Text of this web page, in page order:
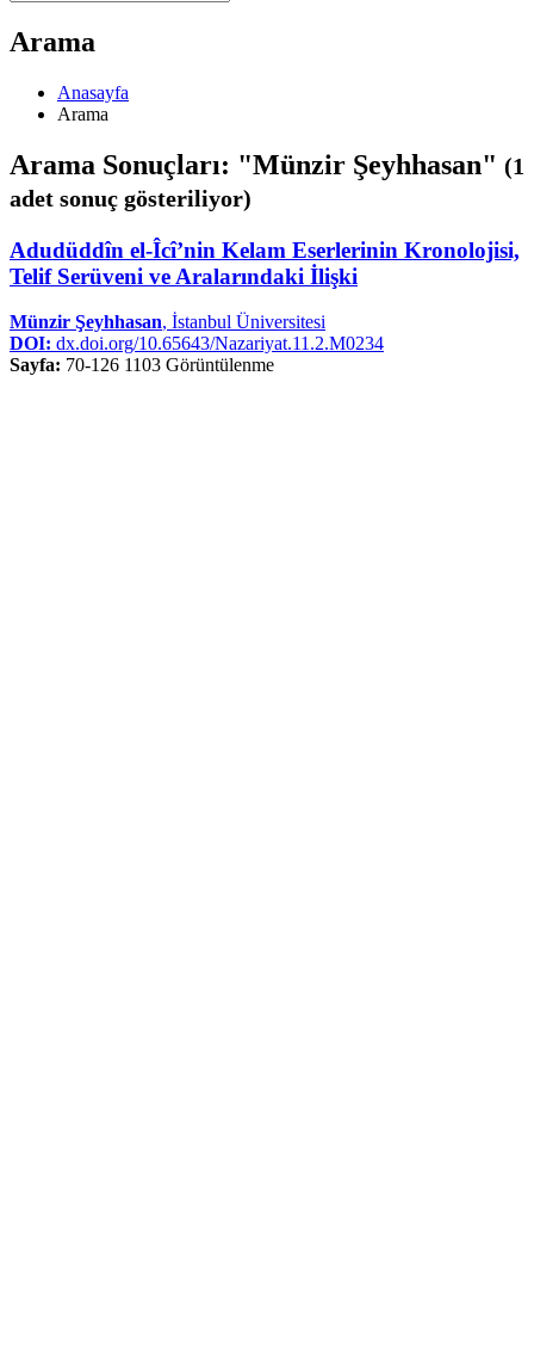
Arama
Anasayfa
Arama
Arama Sonuçları: "Münzir Şeyhhasan" (1
adet sonuç gösteriliyor)
Adudüddîn el-Îcî’nin Kelam Eserlerinin Kronolojisi,
Telif Serüveni ve Aralarındaki İlişki
Münzir Şeyhhasan, İstanbul Üniversitesi
DOI: dx.doi.org/10.65643/Nazariyat.11.2.M0234
Sayfa: 70-126 1103 Görüntülenme